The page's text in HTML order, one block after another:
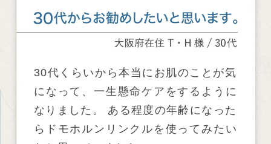
30代くらいから本当にお肌のことが気
になって、一生懸命ケアをするように
なりました。 ある程度の年齢になった
らドモホルンリンクルを使ってみたい